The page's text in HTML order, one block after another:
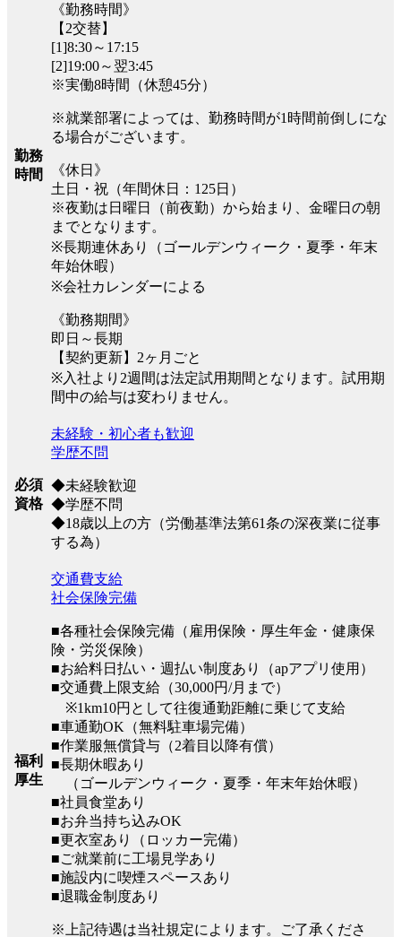
勤務
時間
《勤務時間》
【2交替】
[1]8:30～17:15
[2]19:00～翌3:45
※実働8時間（休憩45分）
※就業部署によっては、勤務時間が1時間前倒しにな
る場合がございます。
《休日》
土日・祝（年間休日：125日）
※夜勤は日曜日（前夜勤）から始まり、金曜日の朝
までとなります。
※長期連休あり（ゴールデンウィーク・夏季・年末
年始休暇）
※会社カレンダーによる
《勤務期間》
即日～長期
【契約更新】2ヶ月ごと
※入社より2週間は法定試用期間となります。試用期
間中の給与は変わりません。
必須
資格
未経験・初心者も歓迎
学歴不問
◆未経験歓迎
◆学歴不問
◆18歳以上の方（労働基準法第61条の深夜業に従事
する為）
福利
厚生
交通費支給
社会保険完備
■各種社会保険完備（雇用保険・厚生年金・健康保
険・労災保険）
■お給料日払い・週払い制度あり（apアプリ使用）
■交通費上限支給（30,000円/月まで）
※1km10円として往復通勤距離に乗じて支給
■車通勤OK（無料駐車場完備）
■作業服無償貸与（2着目以降有償）
■長期休暇あり
（ゴールデンウィーク・夏季・年末年始休暇）
■社員食堂あり
■お弁当持ち込みOK
■更衣室あり（ロッカー完備）
■ご就業前に工場見学あり
■施設内に喫煙スペースあり
■退職金制度あり
※上記待遇は当社規定によります。ご了承くださ